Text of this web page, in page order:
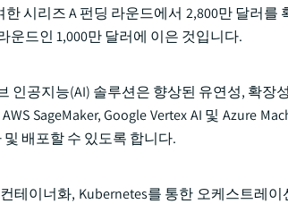
한 시리즈 A 펀딩 라운드에서 2,800만 달러
운드인 1,000만 달러에 이은 것입니다.
인공지능(AI) 솔루션은 향상된 유연성, 확장
SageMaker, Google Vertex AI 및 Azure
배포할 수 있도록 합니다.
테이너화, Kubernetes를 통한 오케스트레